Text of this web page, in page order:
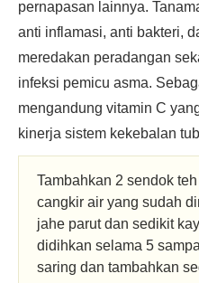
pernapasan lainnya.
anti inflamasi, anti bakteri,
meredakan peradangan
infeksi pemicu asma.
mengandung vitamin C
kinerja sistem kekebalan
Tambahkan 2 sendok
cangkir air yang sudah
jahe parut dan sedikit
didihkan selama 5
saring dan tambahkan